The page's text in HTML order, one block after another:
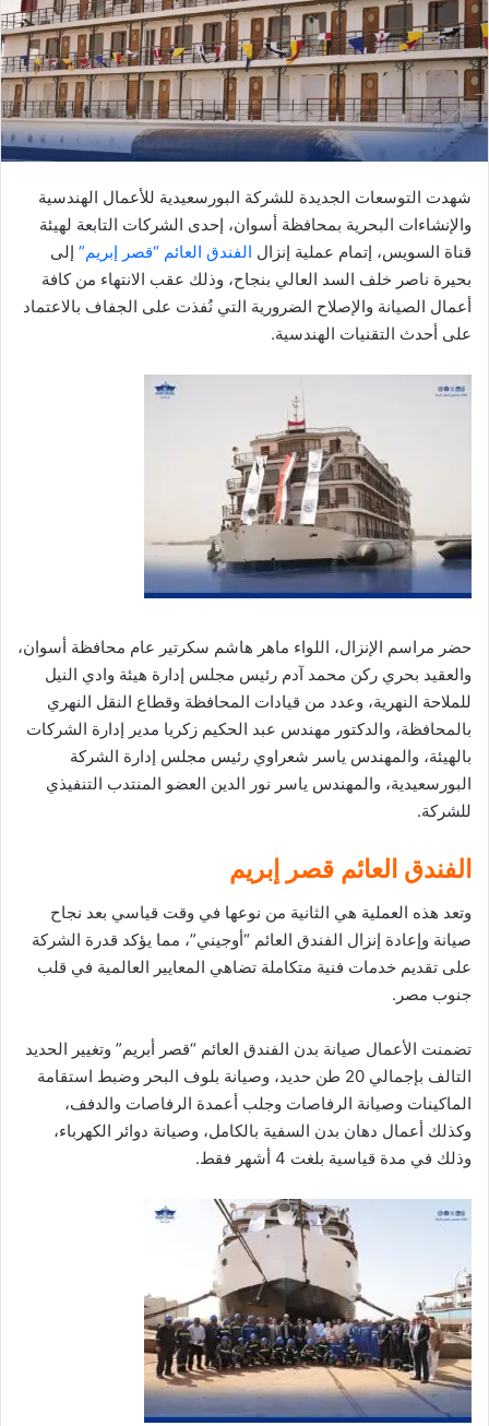
د
ا
إ
ل
ك
و
ن
ي
ا
شهدت التوسعات الجديدة للشركة البورسعيدية للأعمال الهندسية
والإنشاءات البحرية بمحافظة أسوان، إحدى الشركات التابعة لهيئة
قناة السويس، إتمام عملية إنزال الفندق العائم “قصر إبريم” إلى
بحيرة ناصر خلف السد العالي بنجاح، وذلك عقب الانتهاء من كافة
أعمال الصيانة والإصلاح الضرورية التي نُفذت على الجفاف بالاعتماد
على أحدث التقنيات الهندسية.
حضر مراسم الإنزال، اللواء ماهر هاشم سكرتير عام محافظة أسوان،
والعقيد بحري ركن محمد آدم رئيس مجلس إدارة هيئة وادي النيل
للملاحة النهرية، وعدد من قيادات المحافظة وقطاع النقل النهري
بالمحافظة، والدكتور مهندس عبد الحكيم زكريا مدير إدارة الشركات
بالهيئة، والمهندس ياسر شعراوي رئيس مجلس إدارة الشركة
البورسعيدية، والمهندس ياسر نور الدين العضو المنتدب التنفيذي
للشركة.
الفندق العائم قصر إبريم
وتعد هذه العملية هي الثانية من نوعها في وقت قياسي بعد نجاح
صيانة وإعادة إنزال الفندق العائم “أوجيني”، مما يؤكد قدرة الشركة
على تقديم خدمات فنية متكاملة تضاهي المعايير العالمية في قلب
جنوب مصر.
تضمنت الأعمال صيانة بدن الفندق العائم “قصر أبريم” وتغيير الحديد
التالف بإجمالي 20 طن حديد، وصيانة بلوف البحر وضبط استقامة
الماكينات وصيانة الرفاصات وجلب أعمدة الرفاصات والدفف،
وكذلك أعمال دهان بدن السفية بالكامل، وصيانة دوائر الكهرباء،
وذلك في مدة قياسية بلغت 4 أشهر فقط.